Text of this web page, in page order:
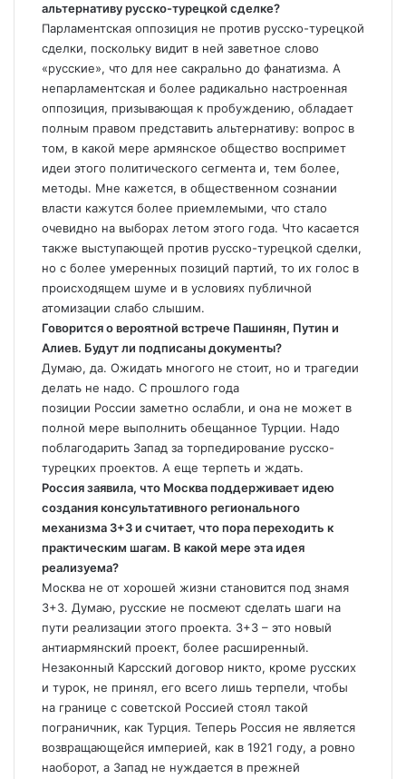
альтернативу русско-турецкой сделке?
Парламентская оппозиция не против русско-турецкой
сделки, поскольку видит в ней заветное слово
«русские», что для нее сакрально до фанатизма. А
непарламентская и более радикально настроенная
оппозиция, призывающая к пробуждению, обладает
полным правом представить альтернативу: вопрос в
том, в какой мере армянское общество воспримет
идеи этого политического сегмента и, тем более,
методы. Мне кажется, в общественном сознании
власти кажутся более приемлемыми, что стало
очевидно на выборах летом этого года. Что касается
также выступающей против русско-турецкой сделки,
но с более умеренных позиций партий, то их голос в
происходящем шуме и в условиях публичной
атомизации слабо слышим.
Говорится о вероятной встрече Пашинян, Путин и
Алиев. Будут ли подписаны документы?
Думаю, да. Ожидать многого не стоит, но и трагедии
делать не надо. С прошлого года
позиции России заметно ослабли, и она не может в
полной мере выполнить обещанное Турции. Надо
поблагодарить Запад за торпедирование русско-
турецких проектов. А еще терпеть и ждать.
Россиязаявила, что Москваподдерживает идею
создания консультативного регионального
механизма 3+3 и считает, что пора переходить к
практическим шагам. В какой мере эта идея
реализуема?
Москва не от хорошей жизни становится под знамя
3+3. Думаю, русские не посмеют сделать шаги на
пути реализации этого проекта. 3+3 – это новый
антиармянский проект, более расширенный.
Незаконный Карсский договор никто, кроме русских
и турок, не принял, его всего лишь терпели, чтобы
на границе с советской Россией стоял такой
пограничник, как Турция. Теперь Россия не является
возвращающейся империей, как в 1921 году, а ровно
наоборот, а Запад не нуждается в прежней